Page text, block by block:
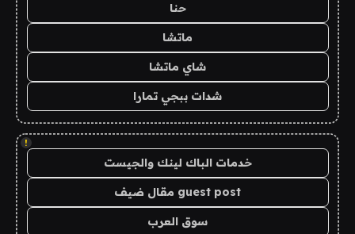
حنا
ماتشا
شاي ماتشا
شدات ببجي تمارا
!
خدمات الباك لينك والجيست
guest post مقال ضيف
سوق العرب